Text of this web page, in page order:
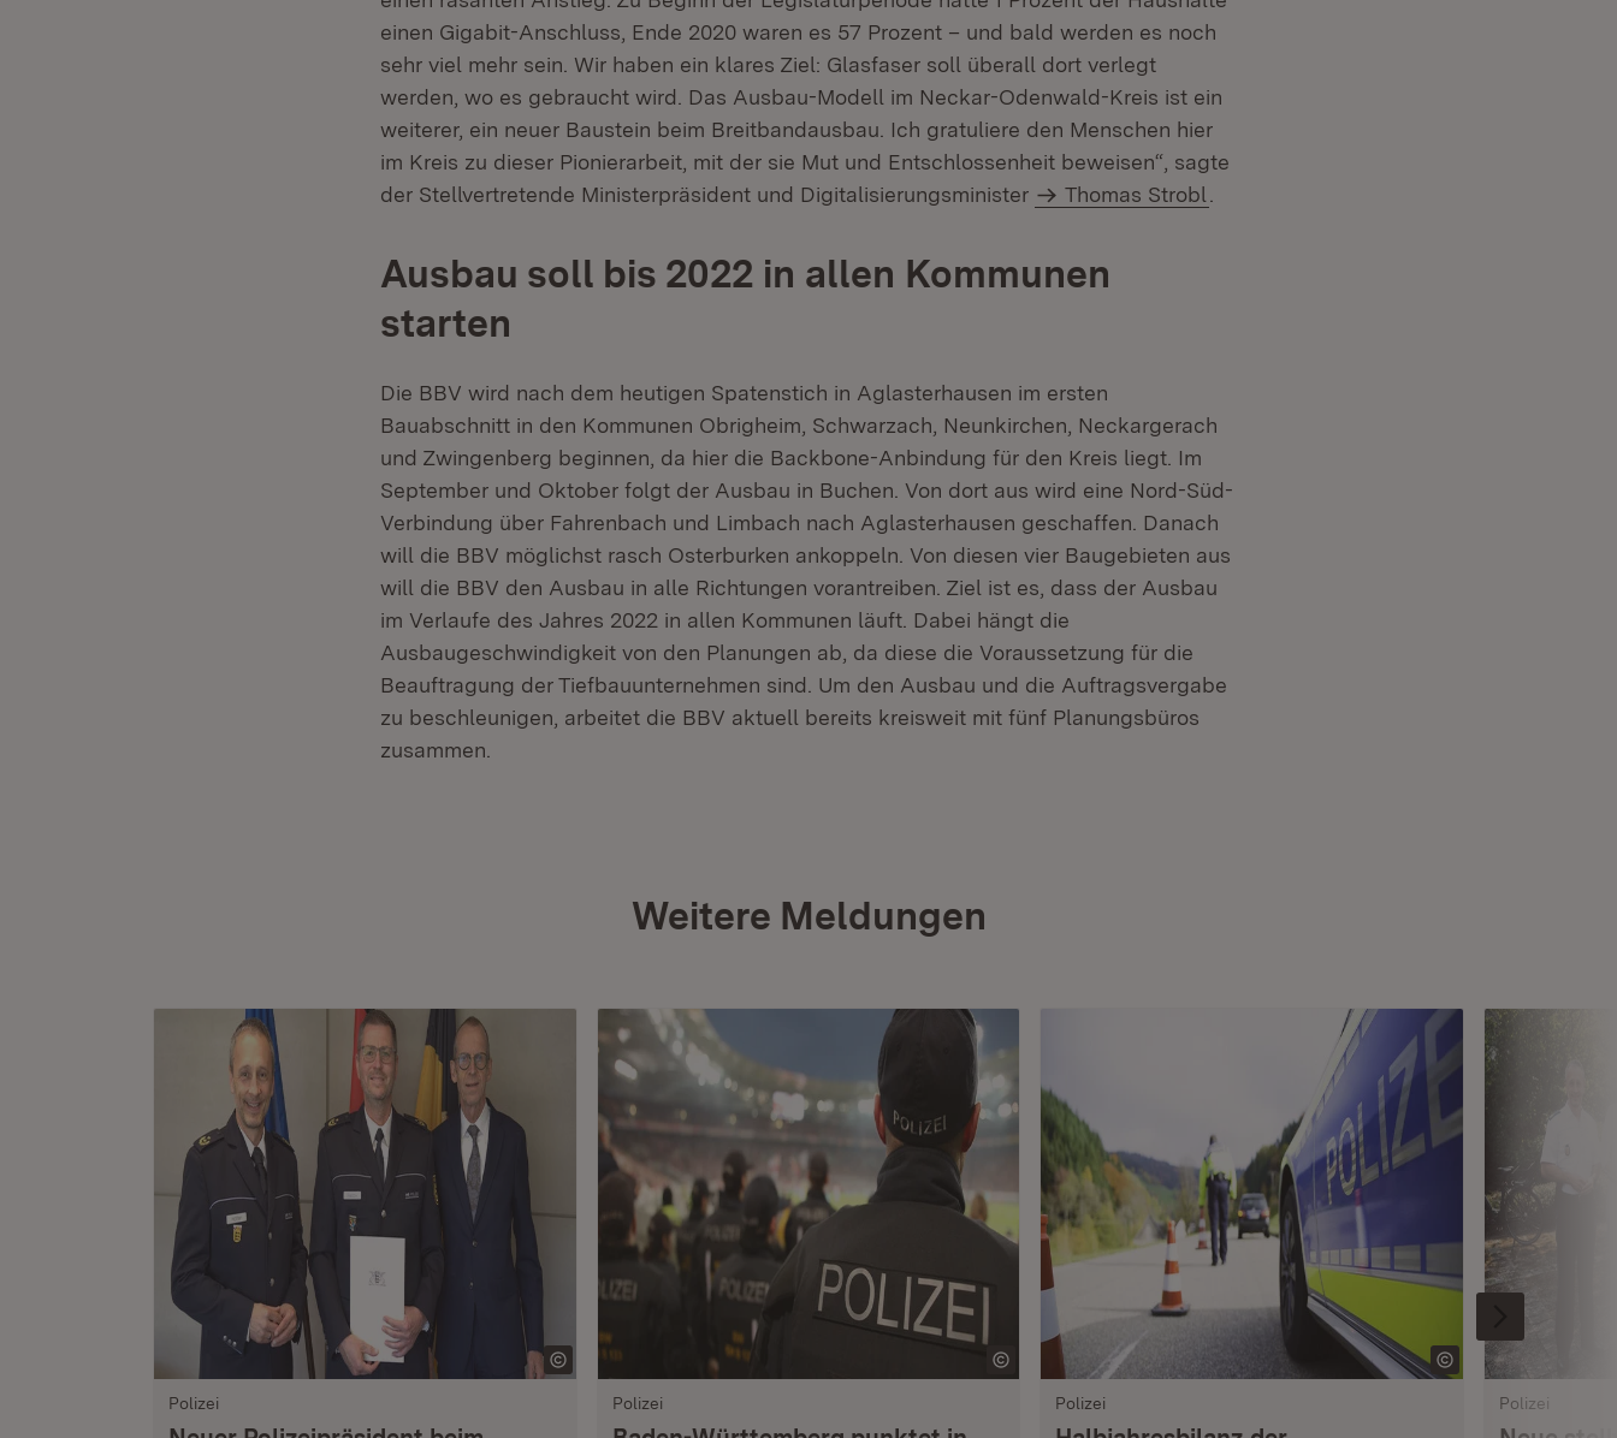
einen Gigabit-Anschluss, Ende 2020 waren es 57 Prozent – und bald werden es noch
sehr viel mehr sein. Wir haben ein klares Ziel: Glasfaser soll überall dort verlegt
werden, wo es gebraucht wird. Das Ausbau-Modell im Neckar-Odenwald-Kreis ist ein
weiterer, ein neuer Baustein beim Breitbandausbau. Ich gratuliere den Menschen hier
im Kreis zu dieser Pionierarbeit, mit der sie Mut und Entschlossenheit beweisen“, sagte
der Stellvertretende Ministerpräsident und Digitalisierungsminister
Thomas Strobl
Ausbau soll bis 2022 in allen Kommunen
starten
Die BBV wird nach dem heutigen Spatenstich in Aglasterhausen im ersten
Bauabschnitt in den Kommunen Obrigheim, Schwarzach, Neunkirchen, Neckargerach
und Zwingenberg beginnen, da hier die Backbone-Anbindung für den Kreis liegt. Im
September und Oktober folgt der Ausbau in Buchen. Von dort aus wird eine Nord-Süd-
Verbindung über Fahrenbach und Limbach nach Aglasterhausen geschaffen. Danach
will die BBV möglichst rasch Osterburken ankoppeln. Von diesen vier Baugebieten aus
will die BBV den Ausbau in alle Richtungen vorantreiben. Ziel ist es, dass der Ausbau
im Verlaufe des Jahres 2022 in allen Kommunen läuft. Dabei hängt die
Ausbaugeschwindigkeit von den Planungen ab, da diese die Voraussetzung für die
Beauftragung der Tiefbauunternehmen sind. Um den Ausbau und die Auftragsvergabe
zu beschleunigen, arbeitet die BBV aktuell bereits kreisweit mit fünf Planungsbüros
zusammen.
Weitere Meldungen
Polizei Polizei Polizei Polizei